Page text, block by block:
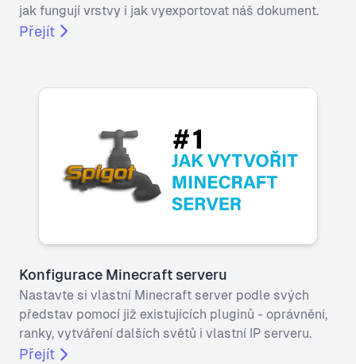
jak fungují vrstvy i jak vyexportovat náš dokument.
Přejít
Konfigurace Minecraft serveru
Nastavte si vlastní Minecraft server podle svých
představ pomocí již existujících pluginů - oprávnění,
ranky, vytváření dalších světů i vlastní IP serveru.
Přejít